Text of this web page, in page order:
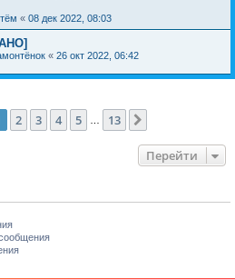
« 08 дек 2022, 08:03
« 26 окт 2022, 06:42
из 13
2 3 4 5 13
Перейти